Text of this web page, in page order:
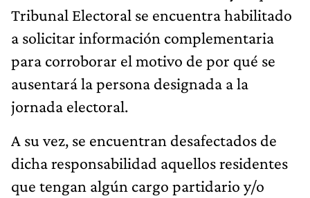
Tribunal Electoral se encuentra habilitado
a solicitar información complementaria
para corroborar el motivo de por qué se
ausentará la persona designada a la
jornada electoral.
A su vez, se encuentran desafectados de
dicha responsabilidad aquellos residentes
que tengan algún cargo partidario y/o